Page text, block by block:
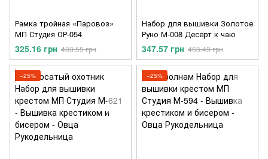
Рамка тройная «Паровоз»
МП Студия ОР-054
325.16 грн 433.55 грн
Набор для вышивки Золотое
Руно М-008 Десерт к чаю
347.57 грн 463.43 грн
−25% −25%